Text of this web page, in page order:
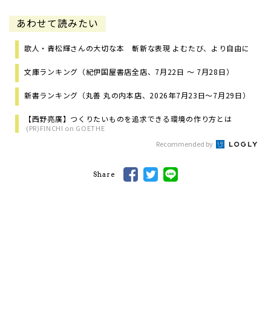
あわせて読みたい
歌人・青松輝さんの大切な本 斬新な表現 よむたび、より自由に
文庫ランキング（紀伊国屋書店全店、7月22日 ～ 7月28日）
新書ランキング（丸善 丸の内本店、2026年7月23日～7月29日）
【西野亮廣】つくりたいものを追求できる環境の作り方とは
(PR)FINCHI on GOETHE
Recommended by
Share